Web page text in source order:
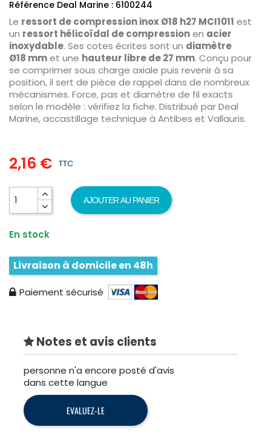
Référence Deal Marine : 6100244
Le ressort de compression inox Ø18 h27 MCI1011 est
un ressort hélicoïdal de compressionen acier
inoxydable. Ses cotes écrites sont un diamètre
Ø18 mmet une hauteur libre de 27 mm. Conçu pour
se comprimer sous charge axiale puis revenir à sa
position, il sert de pièce de rappel dans de nombreux
mécanismes. Force, pas et diamètre de fil exacts
selon le modèle : vérifiez la fiche. Distribué par Deal
Marine, accastillage technique à Antibes et Vallauris.
2,16 € TTC
AJOUTER AU PANIER
En stock
Livraison à domicile en 48h
Paiement sécurisé
Notes et avis clients
personne n'a encore posté d'avis
dans cette langue
EVALUEZ-LE